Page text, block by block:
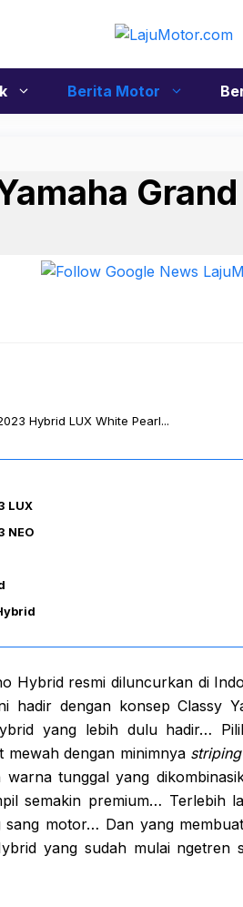
Berita Motor
Hybrid LUX White Pearl...
LUX
NEO
Hybrid resmi diluncurkan di
dengan konsep Classy
yang lebih dulu hadir…
mewah dengan minimnya striping
tunggal yang
semakin premium… Terlebih
motor… Dan yang
yang sudah mulai ngetren